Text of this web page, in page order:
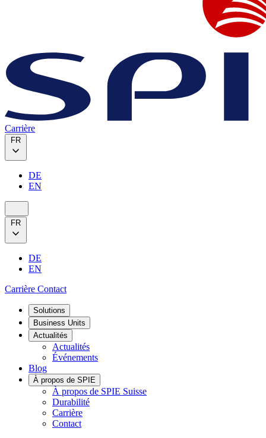
Carrière
FR
DE
EN
FR
DE
EN
Carrière Contact
Solutions
Business Units
Actualités
Actualités
Événements
Blog
À propos de SPIE
À propos de SPIE Suisse
Durabilité
Carrière
Contact